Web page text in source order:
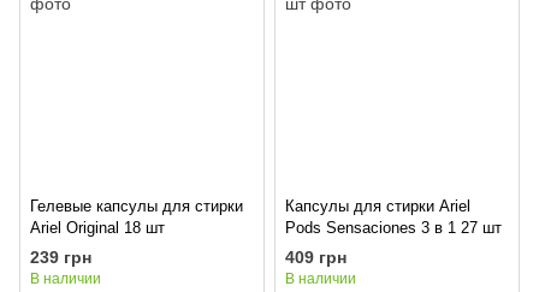
Гелевые капсулы для стирки
Ariel Original 18 шт
239 грн
В наличии
Капсулы для стирки Ariel
Pods Sensaciones 3 в 1 27 шт
409 грн
В наличии